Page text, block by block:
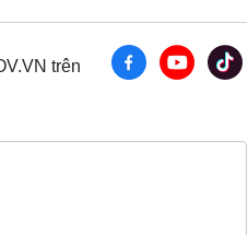
trên